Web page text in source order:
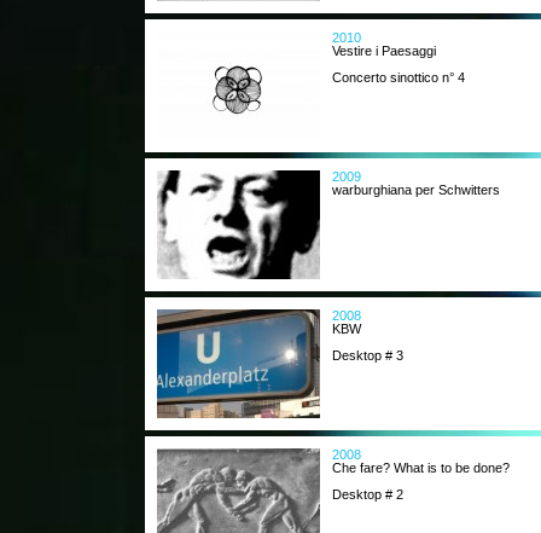
2010
Vestire i Paesaggi
Concerto sinottico n° 4
2009
warburghiana per Schwitters
2008
KBW
Desktop # 3
2008
Che fare? What is to be done?
Desktop # 2